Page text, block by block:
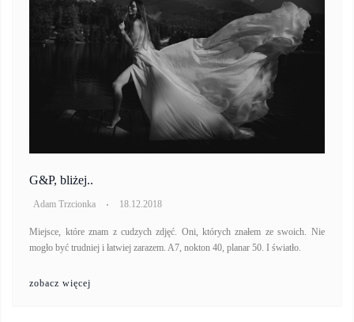
G&P, bliżej..
Adam Trzcionka 18.12.2018
Miejsce, które znam z cudzych zdjęć. Oni, których znałem ze swoich. Nie
mogło być trudniej i łatwiej zarazem. A7, nokton 40, planar 50. I światło.
zobacz więcej